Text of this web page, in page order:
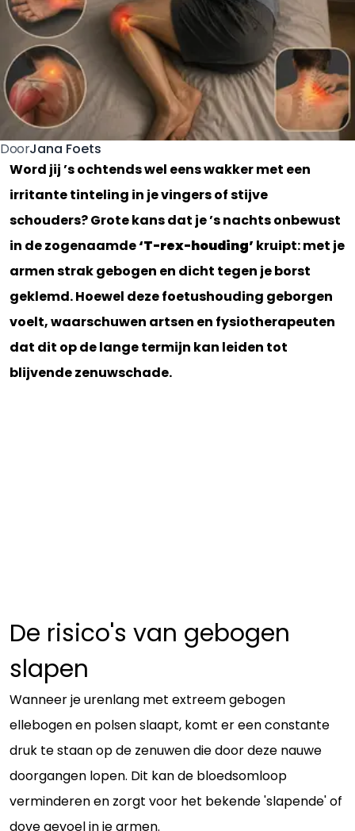
DoorJana Foets
Word jij ’s ochtends wel eens wakker met een
irritante tinteling in je vingers of stijve
schouders? Grote kans dat je ’s nachts onbewust
in de zogenaamde‘T-rex-houding’ kruipt: met je
armen strak gebogen en dicht tegen je borst
geklemd. Hoewel deze foetushouding geborgen
voelt, waarschuwen artsen en fysiotherapeuten
dat dit op de lange termijn kan leiden tot
blijvende zenuwschade.
De risico's van gebogen
slapen
Wanneer je urenlang met extreem gebogen
ellebogen en polsen slaapt, komt er een constante
druk te staan op de zenuwen die door deze nauwe
doorgangen lopen. Dit kan de bloedsomloop
verminderen en zorgt voor het bekende 'slapende' of
dove gevoel in je armen.